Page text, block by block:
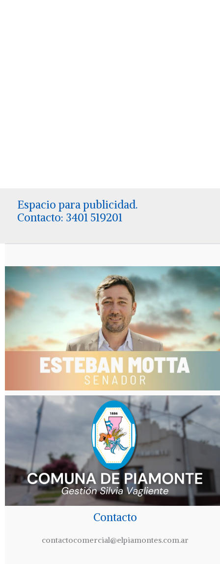
Espacio para publicidad.
Contacto: 3401 519201
Contacto
contactocomercial@elpiamontes.com.ar